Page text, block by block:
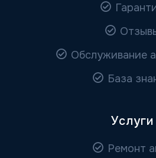
Обслуживание
База
Услуги
Ремонт